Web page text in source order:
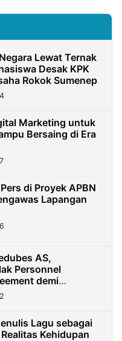
Lewat Ternak
Desak KPK
Rokok Sumenep
Marketing untuk
Bersaing di Era
di Proyek APBN
Lapangan
AS,
Personnel
demi
Lagu sebagai
Kehidupan